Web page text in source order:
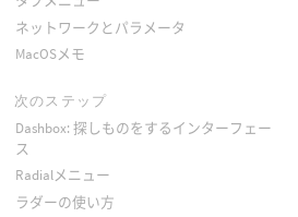
ネットワークとパラメータ
MacOSメモ
次のステップ
Dashbox: 探しものをするインターフェー
ス
Radialメニュー
ラダーの使い方